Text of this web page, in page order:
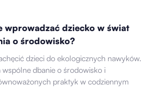
wprowadzać dziecko w świat
o środowisko?
dzieci do ekologicznych nawyków.
dbanie o środowisko i
praktyk w codziennym